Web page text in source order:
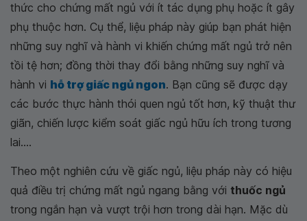
thức cho chứng mất ngủ với ít tác dụng phụ hoặc ít gây
phụ thuộc hơn. Cụ thể, liệu pháp này giúp bạn phát hiện
những suy nghĩ và hành vi khiến chứng mất ngủ trở nên
tồi tệ hơn; đồng thời thay đổi bằng những suy nghĩ và
hành vi hỗ trợ giấc ngủ ngon. Bạn cũng sẽ được dạy
các bước thực hành thói quen ngủ tốt hơn, kỹ thuật thư
giãn, chiến lược kiểm soát giấc ngủ hữu ích trong tương
lai....
Theo một nghiên cứu về giấc ngủ, liệu pháp này có hiệu
quả điều trị chứng mất ngủ ngang bằng với thuốc ngủ
trong ngắn hạn và vượt trội hơn trong dài hạn. Mặc dù